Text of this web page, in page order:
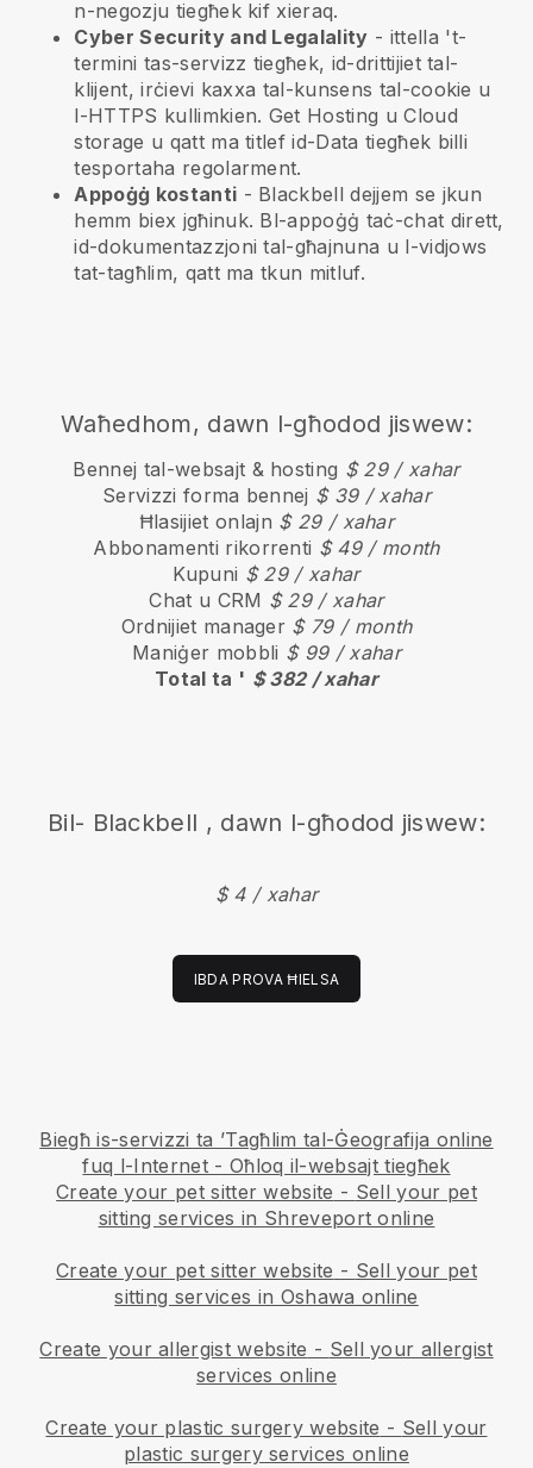
n-negozju tiegħek kif xieraq.
Cyber Security and Legalality - ittella 't-
termini tas-servizz tiegħek, id-drittijiet tal-
klijent, irċievi kaxxa tal-kunsens tal-cookie u
l-HTTPS kullimkien. Get Hosting u Cloud
storage u qatt ma titlef id-Data tiegħek billi
tesportaha regolarment.
Appoġġ kostanti - Blackbell dejjem se jkun
hemm biex jgħinuk. Bl-appoġġ taċ-chat dirett,
id-dokumentazzjoni tal-għajnuna u l-vidjows
tat-tagħlim, qatt ma tkun mitluf.
Waħedhom, dawn l-għodod jiswew:
Bennej tal-websajt & hosting $ 29 / xahar
Servizzi forma bennej $ 39 / xahar
Ħlasijiet onlajn $ 29 / xahar
Abbonamenti rikorrenti $ 49 / month
Kupuni $ 29 / xahar
Chat u CRM $ 29 / xahar
Ordnijiet manager $ 79 / month
Maniġer mobbli $ 99 / xahar
Total ta ' $ 382 / xahar
Bil- Blackbell , dawn l-għodod jiswew:
$ 4 / xahar
IBDA PROVA ĦIELSA
Biegħ is-servizzi ta ’Tagħlim tal-Ġeografija online
fuq l-Internet - Oħloq il-websajt tiegħek
Create your pet sitter website - Sell your pet
sitting services in Shreveport online
Create your pet sitter website - Sell your pet
sitting services in Oshawa online
Create your allergist website - Sell your allergist
services online
Create your plastic surgery website - Sell your
plastic surgery services online